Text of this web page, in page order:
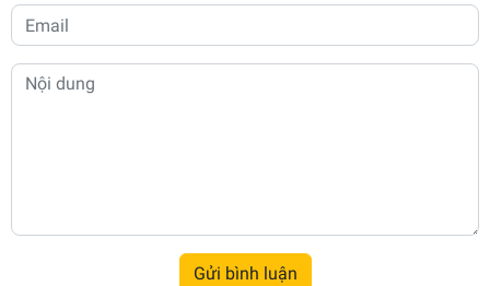
Gửi bình luận